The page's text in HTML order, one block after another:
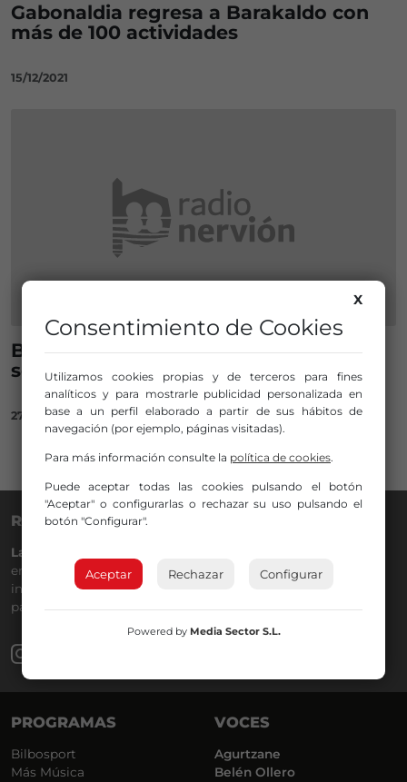
Gabonaldia regresa a Barakaldo con
más de 100 actividades
15/12/2021
Barakaldo prepara un Gabonaldia
seguro y con ilusión
27/11/2020
RADIO NERVIÓN
La Gran Familia
emisora de Bilbao para todos los públicos, con Más Música,
información a menos cinco, deportes, tráfico y la
participación de los oyentes.
PROGRAMAS
Bilbosport
Más Música
VOCES
Agurtzane
Belén Ollero
X
Consentimiento de Cookies
Utilizamos cookies propias y de terceros para fines
analíticos y para mostrarle publicidad personalizada en
base a un perfil elaborado a partir de sus hábitos de
navegación (por ejemplo, páginas visitadas).
Para más información consulte la política de cookies.
Puede aceptar todas las cookies pulsando el botón
"Aceptar" o configurarlas o rechazar su uso pulsando el
botón "Configurar".
Aceptar Rechazar Configurar
Powered by Media Sector S.L.